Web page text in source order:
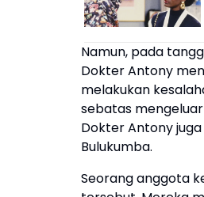
Namun, pada
Dokter Antony
melakukan
sebatas
Dokter Antony
Bulukumba.
Seorang anggota